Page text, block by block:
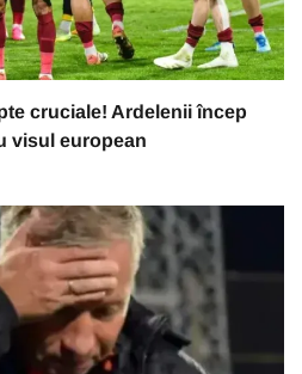
cruciale! Ardelenii încep
visul european